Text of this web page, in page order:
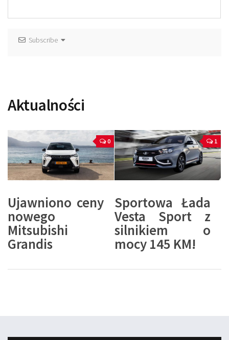
Subscribe
Aktualności
0
Ujawniono ceny
nowego
Mitsubishi
Grandis
1
Sportowa Łada
Vesta Sport z
silnikiem o
mocy 145 KM!